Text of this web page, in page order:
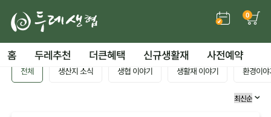
0
홈 두레추천 더큰혜택 신규생활재 사전예약
전체 생산지 소식 생협 이야기 생활재 이야기 환경이